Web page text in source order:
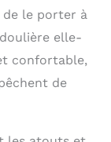
le porter à
elle-
confortable,
de